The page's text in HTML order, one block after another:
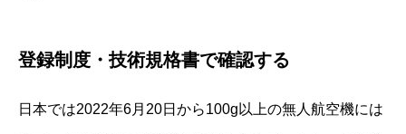
登録制度・技術規格書で確認する
日本では2022年6月20日から100g以上の無人航空機には